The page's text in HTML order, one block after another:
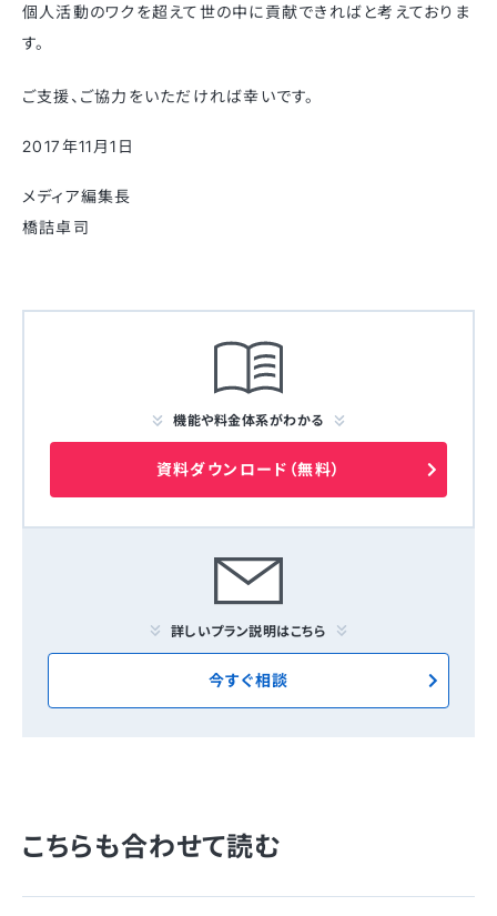
個人活動のワクを超えて世の中に貢献できればと考えておりま
す。
ご支援、ご協力をいただければ幸いです。
2017年11月1日
メディア編集長
橋詰卓司
機能や料金体系がわかる
資料ダウンロード（無料）
詳しいプラン説明はこちら
今すぐ相談
こちらも合わせて読む